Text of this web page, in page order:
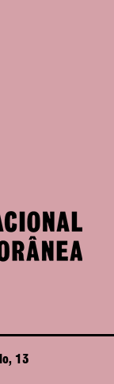
13